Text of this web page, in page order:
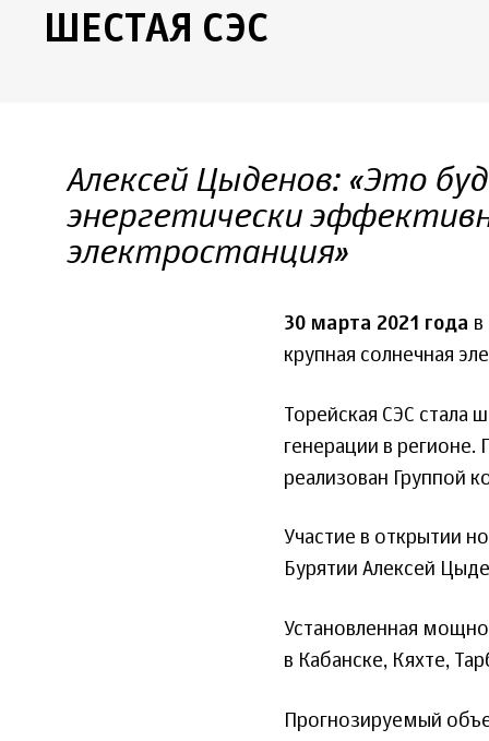
ШЕСТАЯ СЭС
Алексей Цыденов: «Это
энергетически
электростанция»
30 марта 2021 года в
крупная солнечная
Торейская СЭС
генерации в
реализован Группой
Участие в открытии
Бурятии Алексей
Установленная
в Кабанске, Кяхте,
Прогнозируемый